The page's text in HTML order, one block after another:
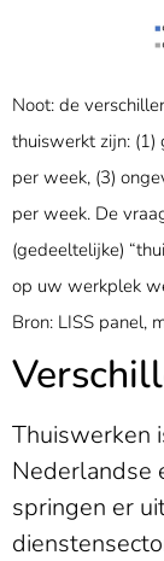
Noot: de
thuiswerkt zijn: (1)
per week, (3)
per week. De
(gedeeltelijke)
op uw werkplek
Bron: LISS panel,
Thuiswerken
Nederlandse
springen er